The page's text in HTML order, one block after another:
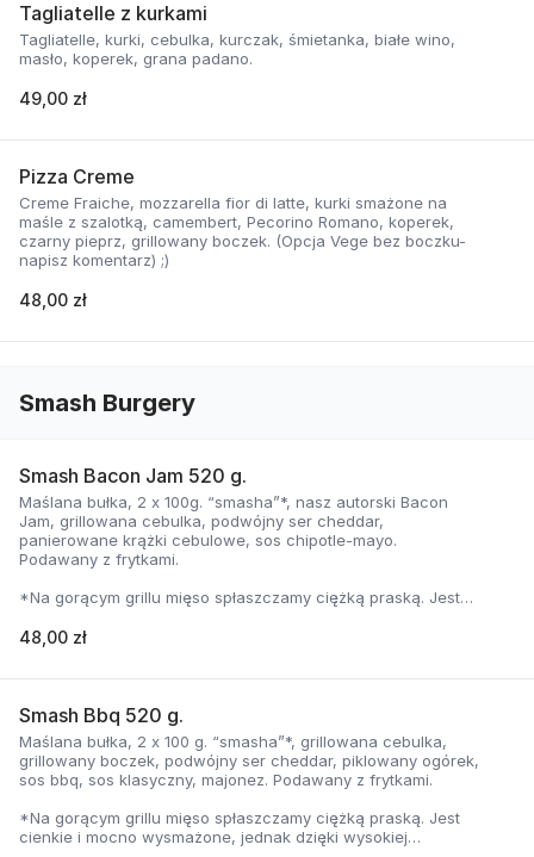
Tagliatelle z kurkami
Tagliatelle, kurki, cebulka, kurczak, śmietanka, białe wino,
masło, koperek, grana padano.
49,00 zł
Pizza Creme
Creme Fraiche, mozzarella fior di latte, kurki smażone na
maśle z szalotką, camembert, Pecorino Romano, koperek,
czarny pieprz, grillowany boczek. (Opcja Vege bez boczku-
napisz komentarz) ;)
48,00 zł
Smash Burgery
Smash Bacon Jam 520 g.
Maślana bułka, 2 x 100g. “smasha”*, nasz autorski Bacon
Jam, grillowana cebulka, podwójny ser cheddar,
panierowane krążki cebulowe, sos chipotle-mayo.
Podawany z frytkami.
*Na gorącym grillu mięso spłaszczamy ciężką praską. Jest
temperaturze, zyskuje jednocześnie chrupiąca skorupkę i
48,00 zł
Smash Bbq 520 g.
Maślana bułka, 2 x 100 g. “smasha”*, grillowana cebulka,
grillowany boczek, podwójny ser cheddar, piklowany ogórek,
sos bbq, sos klasyczny, majonez. Podawany z frytkami.
*Na gorącym grillu mięso spłaszczamy ciężką praską. Jest
cienkie i mocno wysmażone, jednak dzięki wysokiej